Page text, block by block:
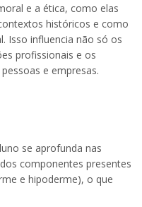
e a ética, como elas
históricos e como
Isso influencia não só os
profissionais e os
e empresas.
se aprofunda nas
componentes presentes
e hipoderme), o que